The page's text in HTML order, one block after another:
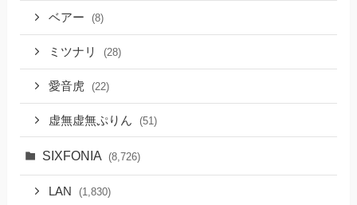
ベアー (8)
ミツナリ (28)
愛音虎 (22)
虚無虚無ぷりん (51)
SIXFONIA (8,726)
LAN (1,830)